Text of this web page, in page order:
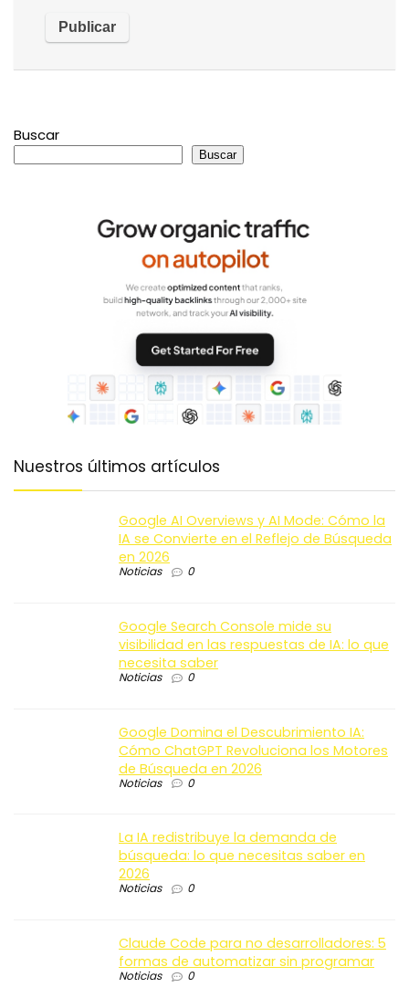
Buscar
Buscar
Nuestros últimos artículos
Google AI Overviews y AI Mode: Cómo la
IA se Convierte en el Reflejo de Búsqueda
en 2026
Noticias 0
Google Search Console mide su
visibilidad en las respuestas de IA: lo que
necesita saber
Noticias 0
Google Domina el Descubrimiento IA:
Cómo ChatGPT Revoluciona los Motores
de Búsqueda en 2026
Noticias 0
La IA redistribuye la demanda de
búsqueda: lo que necesitas saber en
2026
Noticias 0
Claude Code para no desarrolladores: 5
formas de automatizar sin programar
Noticias 0